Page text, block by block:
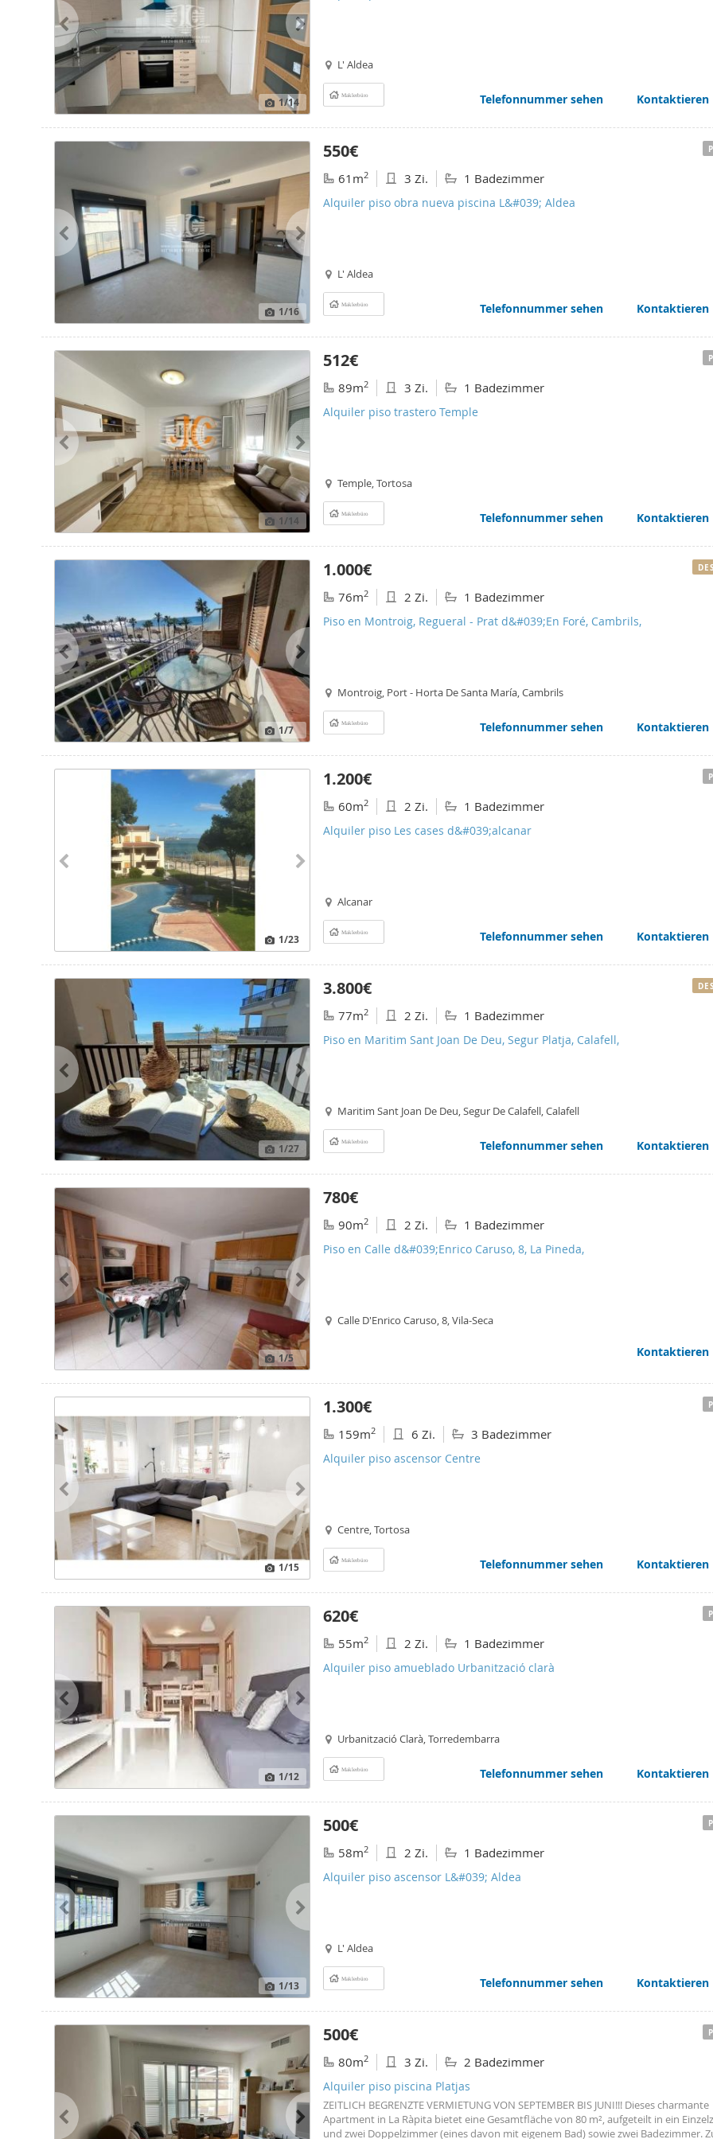
1/14
L' Aldea
Maklerbüro Telefonnummer sehen Kontaktieren
1/16
550€
61m2 3 Zi. 1 Badezimmer
Alquiler piso obra nueva piscina L&#039; Aldea
L' Aldea
Maklerbüro Telefonnummer sehen Kontaktieren
1/14
512€
89m2 3 Zi. 1 Badezimmer
Alquiler piso trastero Temple
Temple, Tortosa
Maklerbüro Telefonnummer sehen Kontaktieren
1/7
1.000€
76m2 2 Zi. 1 Badezimmer
Piso en Montroig, Regueral - Prat d&#039;En Foré, Cambrils,
Montroig, Port - Horta De Santa María, Cambrils
Maklerbüro Telefonnummer sehen Kontaktieren
1/23
1.200€
60m2 2 Zi. 1 Badezimmer
Alquiler piso Les cases d&#039;alcanar
Alcanar
Maklerbüro Telefonnummer sehen Kontaktieren
1/27
3.800€
77m2 2 Zi. 1 Badezimmer
Piso en Maritim Sant Joan De Deu, Segur Platja, Calafell,
Maritim Sant Joan De Deu, Segur De Calafell, Calafell
Maklerbüro Telefonnummer sehen Kontaktieren
1/5
780€
90m2 2 Zi. 1 Badezimmer
Piso en Calle d&#039;Enrico Caruso, 8, La Pineda,
Calle D'Enrico Caruso, 8, Vila-Seca
Kontaktieren
1/15
1.300€
159m2 6 Zi. 3 Badezimmer
Alquiler piso ascensor Centre
Centre, Tortosa
Maklerbüro Telefonnummer sehen Kontaktieren
1/12
620€
55m2 2 Zi. 1 Badezimmer
Alquiler piso amueblado Urbanització clarà
Urbanització Clarà, Torredembarra
Maklerbüro Telefonnummer sehen Kontaktieren
1/13
500€
58m2 2 Zi. 1 Badezimmer
Alquiler piso ascensor L&#039; Aldea
L' Aldea
Maklerbüro Telefonnummer sehen Kontaktieren
500€
80m2 3 Zi. 2 Badezimmer
Alquiler piso piscina Platjas
ZEITLICH BEGRENZTE VERMIETUNG VON SEPTEMBER BIS JUNI!!! Dieses charmante
Apartment in La Ràpita bietet eine Gesamtfläche von 80 m², aufgeteilt in ein
und zwei Doppelzimmer (eines davon mit eigenem Bad) sowie zwei Badezimmer.